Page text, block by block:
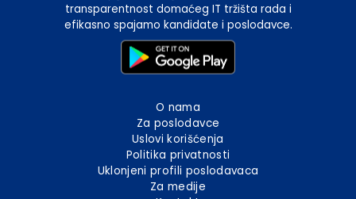
transparentnost domaćeg IT tržišta rada i
efikasno spajamo kandidate i poslodavce.
O nama
Za poslodavce
Uslovi korišćenja
Politika privatnosti
Uklonjeni profili poslodavaca
Za medije